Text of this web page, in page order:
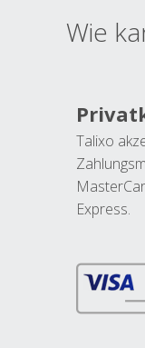
Wie
Talixo
Express.